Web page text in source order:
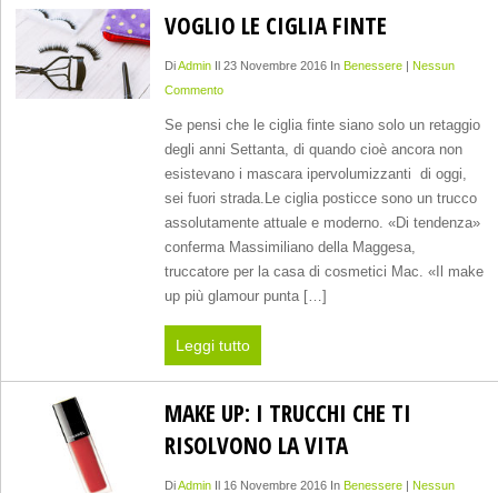
VOGLIO LE CIGLIA FINTE
DiAdminIl 23 Novembre 2016 In Benessere| Nessun
Commento
Se pensi che le ciglia finte siano solo un retaggio
degli anni Settanta, di quando cioè ancora non
esistevano i mascara ipervolumizzanti di oggi,
sei fuori strada.Le ciglia posticce sono un trucco
assolutamente attuale e moderno. «Di tendenza»
conferma Massimiliano della Maggesa,
truccatore per la casa di cosmetici Mac. «Il make
up più glamour punta […]
Leggi tutto
MAKE UP: I TRUCCHI CHE TI
RISOLVONO LA VITA
DiAdminIl 16 Novembre 2016 In Benessere| Nessun